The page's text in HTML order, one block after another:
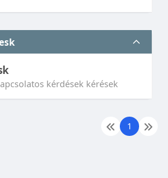
kérdések kérések
1